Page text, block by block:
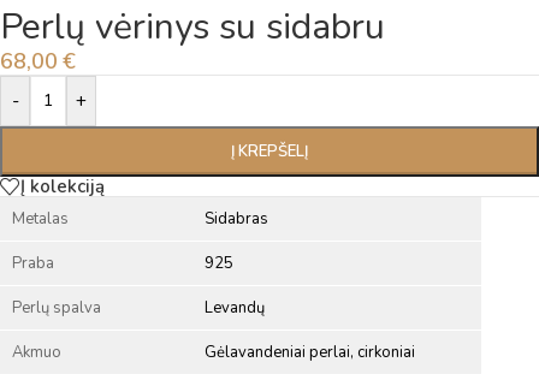
Perlų vėrinys su sidabru
68,00 €
- +
Į KREPŠELĮ
Alternative:
Į kolekciją
Metalas Sidabras
Praba 925
Perlų spalva Levandų
Akmuo Gėlavandeniai perlai, cirkoniai